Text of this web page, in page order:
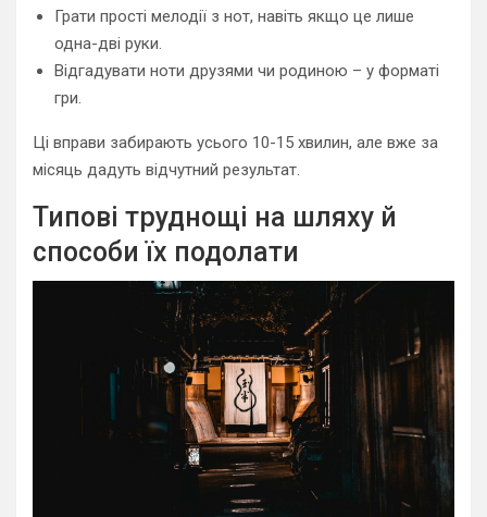
Грати прості мелодії з нот, навіть якщо це лише
одна-дві руки.
Відгадувати ноти друзями чи родиною – у форматі
гри.
Ці вправи забирають усього 10-15 хвилин, але вже за
місяць дадуть відчутний результат.
Типові труднощі на шляху й
способи їх подолати